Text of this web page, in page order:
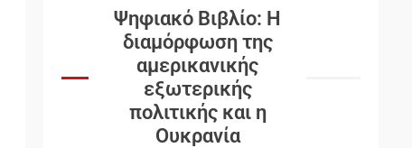
Ψηφιακό Βιβλίο: Η
διαμόρφωση της
αμερικανικής
εξωτερικής
πολιτικής και η
Ουκρανία